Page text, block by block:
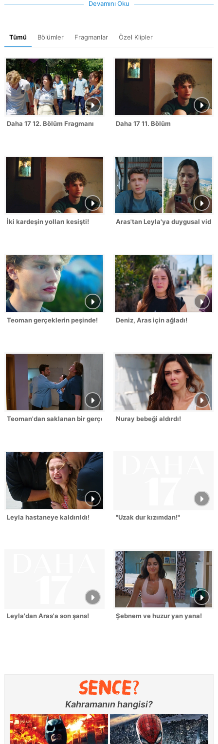
Devamını Oku
Tümü Bölümler Fragmanlar Özel Klipler
Daha 17 12. Bölüm Fragmanı Daha 17 11. Bölüm
İki kardeşin yolları kesişti! Aras'tan Leyla'ya duygusal
Teoman gerçeklerin peşinde! Deniz, Aras için ağladı!
Teoman'dan saklanan bir gerçek daha...Nuray bebeği aldırdı!
Leyla hastaneye kaldırıldı! "Uzak dur kızımdan!"
Leyla'dan Aras'a son şans! Şebnem ve huzur yan yana!
Kahramanın hangisi?